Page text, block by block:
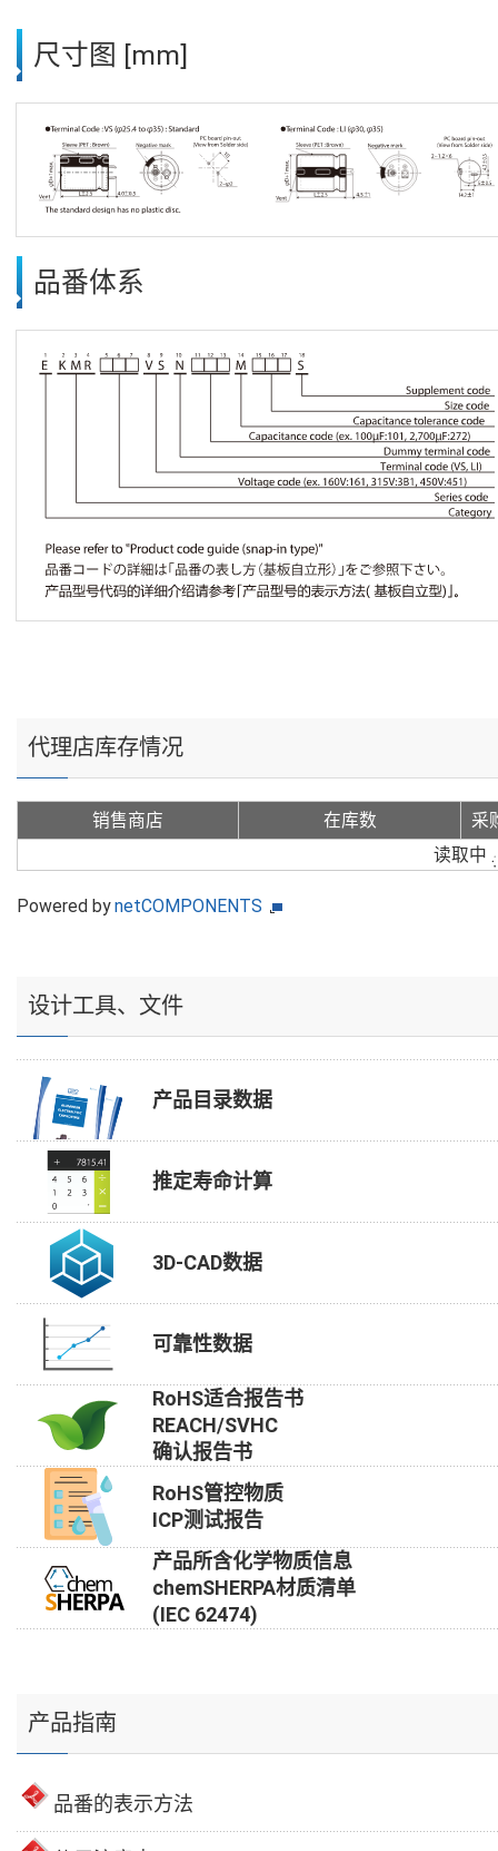
尺寸图 [mm]
品番体系
代理店库存情况
销售商店 在库数
采
读取中
Powered bynetCOMPONENTS
设计工具、文件
产品目录数据
推定寿命计算
3D-CAD数据
可靠性数据
RoHS适合报告书
REACH/SVHC
确认报告书
RoHS管控物质
ICP测试报告
产品所含化学物质信息
chemSHERPA材质清单
(IEC 62474)
产品指南
品番的表示方法